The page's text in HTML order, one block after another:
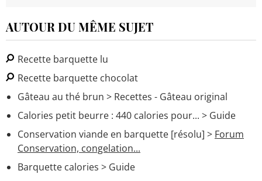
AUTOUR DU MÊME SUJET
Recette barquette lu
Recette barquette chocolat
Gâteau au thé brun > Recettes - Gâteau original
Calories petit beurre : 440 calories pour... > Guide
Conservation viande en barquette [résolu] > Forum
Conservation, congelation...
Barquette calories > Guide